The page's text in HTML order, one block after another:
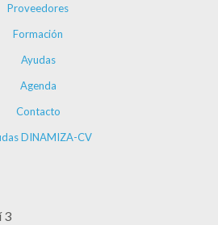
Proveedores
Formación
Ayudas
Agenda
Contacto
DINAMIZA-CV
3